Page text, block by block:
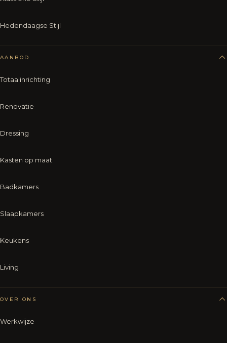
Hedendaagse Stijl
AANBOD
Totaalinrichting
Renovatie
Dressing
Kasten op maat
Badkamers
Slaapkamers
Keukens
Living
OVER ONS
Werkwijze